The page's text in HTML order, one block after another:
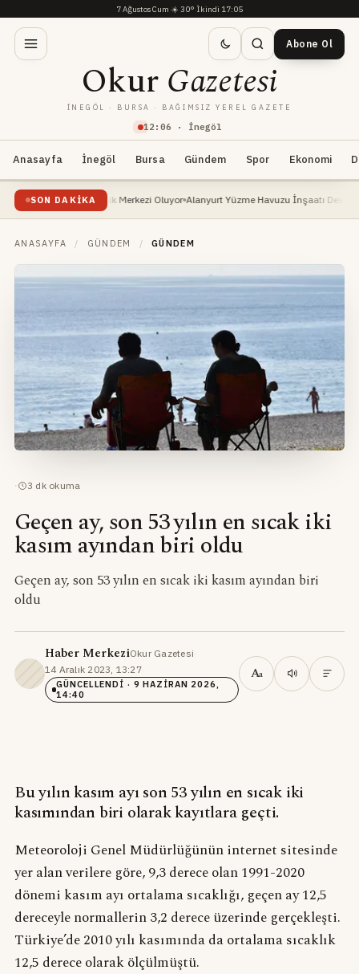
7 Ağustos Cum·☀️ 30°·İkindi 17:05
12 : 06 · İnegöl
OkurGazetesi
İNEGÖL · BURSA · BAĞIMSIZ YEREL GAZETE
Abone Ol
Anasayfa İnegöl Bursa Gündem Spor Ekonomi
SON DAKIKA
Atlı Binicilik Merkezi Oluyor Alanyurt Yüzme Havuzu İnşaatı Devam Ediyor:
ANASAYFA / GÜNDEM / GÜNDEM
· 3 dk okuma
Geçen ay, son 53 yılın en sıcak iki
kasım ayından biri oldu
Geçen ay, son 53 yılın en sıcak iki kasım ayından biri
oldu
Haber MerkeziOkur Gazetesi·
14 Aralık 2023, 13:27·
GÜNCELLENDI · 9 HAZIRAN 2026,
14:40
Aa
Bu yılın kasım ayı son 53 yılın en sıcak iki
kasımından biri olarak kayıtlara geçti.
Meteoroloji Genel Müdürlüğünün internet sitesinde
yer alan verilere göre, 9,3 derece olan 1991-2020
dönemi kasım ayı ortalama sıcaklığı, geçen ay 12,5
dereceyle normallerin 3,2 derece üzerinde gerçekleşti.
Türkiye’de 2010 yılı kasımında da ortalama sıcaklık
12,5 derece olarak ölçülmüştü.